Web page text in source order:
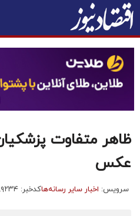
ظاهر متفاوت
عکس
سرویس: اخبار سایر رسانه‌هاکدخبر: ۷۸۹۲۳۴